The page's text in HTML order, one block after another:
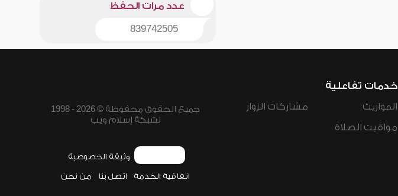
عدد مرات الحفظ
839742505
خدمات تفاعلية
المواريث
مواقيت الصلاة
مشاركات الزوار
جميع الحقوق محفوظة © 2026 - 1998
لشبكة إسلام ويب
وثيقة الخصوصية
اتفاقية الخدمة اتصل بنا من نحن